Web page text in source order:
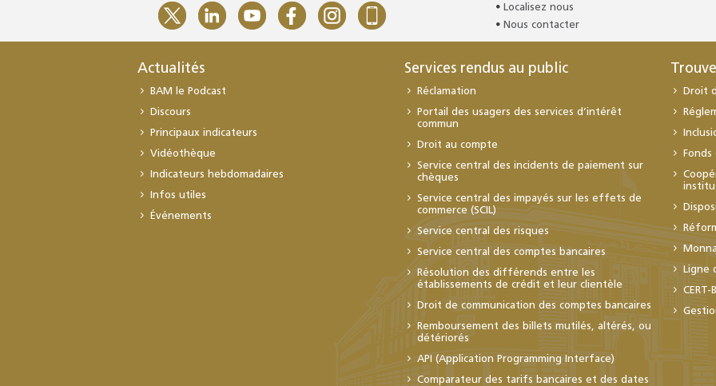
Localisez nous
Nous contacter
Actualités
BAM le Podcast
Discours
Principaux indicateurs
Vidéothèque
Indicateurs hebdomadaires
Infos utiles
Événements
Services rendus au public
Réclamation
Portail des usagers des services d’intérêt
commun
Droit au compte
Service central des incidents de paiement sur
chèques
Service central des impayés sur les effets de
commerce (SCIL)
Service central des risques
Service central des comptes bancaires
Résolution des différends entre les
établissements de crédit et leur clientèle
Droit de communication des comptes bancaires
Remboursement des billets mutilés, altérés, ou
détériorés
API (Application Programming Interface)
Comparateur des tarifs bancaires et des dates
Droit
Ligne
CERT-